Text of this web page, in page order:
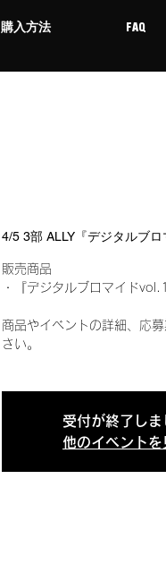
購入方法 FAQ
4/5 3部 ALLY『デジタルブ
販売商品
・『デジタルブロマイド
商品やイベントの詳細、応
さい。
受付が終了しま
他のイベントを